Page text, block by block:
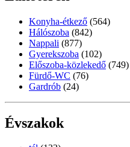
Konyha-étkező (564)
Hálószoba (842)
Nappali (877)
Gyerekszoba (102)
Előszoba-közlekedő (749)
Fürdő-WC (76)
Gardrób (24)
Évszakok